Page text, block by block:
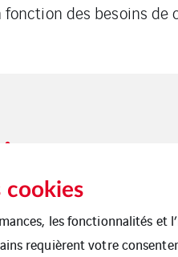
fonction des besoins
Cookies Plan du
cookies
les fonctionnalités et
requièrent votre